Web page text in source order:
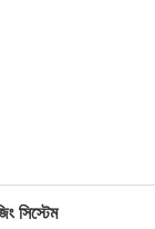
সিস্টেম